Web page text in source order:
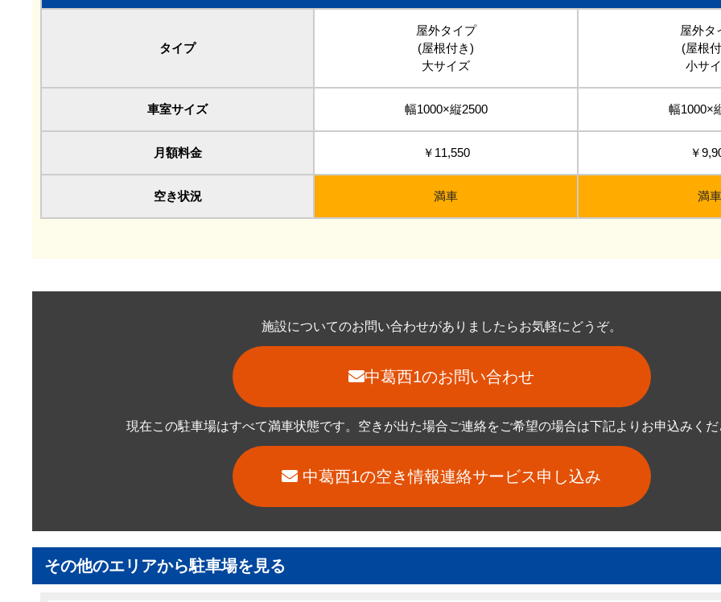
タイプ
屋外タイプ
(屋根付き)
大サイズ
屋外タ
(屋根
小サ
車室サイズ 幅1000×縦2500 幅1000×
月額料金 ￥11,550 ￥
空き状況 満車 満
施設についてのお問い合わせがありましたらお気軽にどうぞ。
中葛西1のお問い合わせ
現在この駐車場はすべて満車状態です。空きが出た場合ご連絡をご希望の場合は下記よりお申込みく
中葛西1の空き情報連絡サービス申し込み
その他のエリアから駐車場を見る